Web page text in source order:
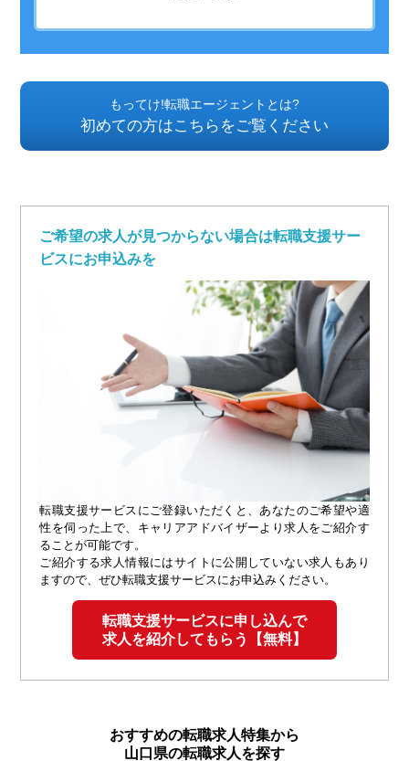
もってけ!転職エージェントとは?
初めての方はこちらをご覧ください
ご希望の求人が見つからない場合は転職支援サー
ビスにお申込みを
転職支援サービスにご登録いただくと、あなたのご希望や適
性を伺った上で、キャリアアドバイザーより求人をご紹介す
ることが可能です。
ご紹介する求人情報にはサイトに公開していない求人もあり
ますので、ぜひ転職支援サービスにお申込みください。
転職支援サービスに申し込んで
求人を紹介してもらう【無料】
おすすめの転職求人特集から
山口県の転職求人を探す